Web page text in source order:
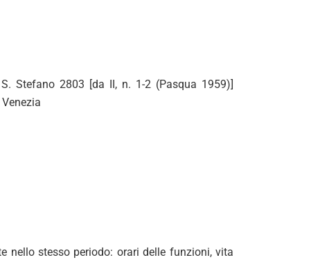
Stefano 2803 [da II, n. 1-2 (Pasqua 1959)]
nello stesso periodo: orari delle funzioni, vita